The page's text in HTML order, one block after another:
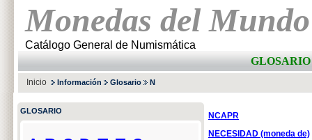
Monedas del Mundo
Catálogo General de Numismática
Inicio Información Glosario N
GLOSARIO
NCAPR
NECESIDAD (moneda de)